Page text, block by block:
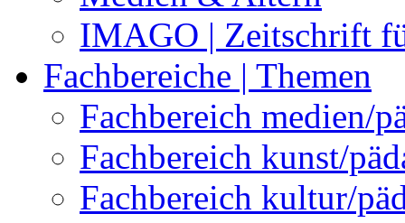
IMAGO | Zeitschrift
Fachbereiche | Themen
Fachbereich medien/
Fachbereich kunst/
Fachbereich kultur/